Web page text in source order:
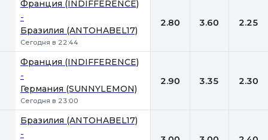
Франция (INDIFFERENCE)
-
Бразилия (ANTOHABEL17)
Сегодня в 22:44
2.80 3.60 2.25
Франция (INDIFFERENCE)
-
Германия (SUNNYLEMON)
Сегодня в 23:00
2.90 3.35 2.30
Бразилия (ANTOHABEL17)
-